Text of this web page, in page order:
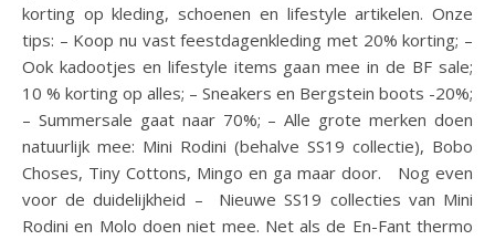
korting op kleding, schoenen en lifestyle artikelen. Onze
tips: – Koop nu vast feestdagenkleding met 20% korting; –
Ook kadootjes en lifestyle items gaan mee in de BF sale;
10 % korting op alles; – Sneakers en Bergstein boots -20%;
– Summersale gaat naar 70%; – Alle grote merken doen
natuurlijk mee: Mini Rodini (behalve SS19 collectie), Bobo
Choses, Tiny Cottons, Mingo en ga maar door. Nog even
voor de duidelijkheid – Nieuwe SS19 collecties van Mini
Rodini en Molo doen niet mee. Net als de En-Fant thermo